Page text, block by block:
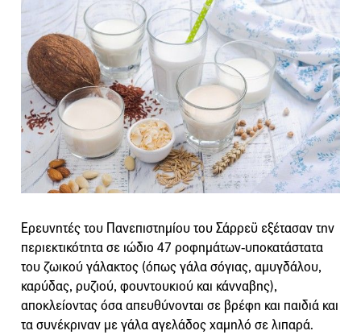
Ερευνητές του Πανεπιστημίου του Σάρρεϋ εξέτασαν την
περιεκτικότητα σε ιώδιο 47 ροφημάτων-υποκατάστατα
του ζωικού γάλακτος (όπως γάλα σόγιας, αμυγδάλου,
καρύδας, ρυζιού, φουντουκιού και κάνναβης),
αποκλείοντας όσα απευθύνονται σε βρέφη και παιδιά και
τα συνέκριναν με γάλα αγελάδος χαμηλό σε λιπαρά.